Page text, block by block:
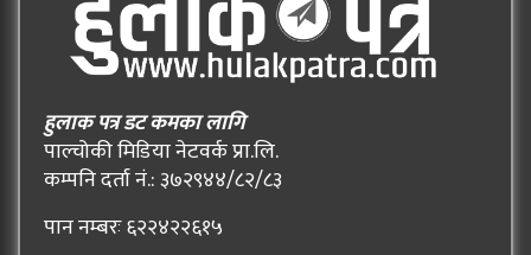
हुलाक पत्र डट कमका लागि
पाल्चोकी मिडिया नेटवर्क प्रा.लि.
कम्पनि दर्ता नं.: ३७२९४४/८२/८३
पान नम्बरः ६२२४२२६१५